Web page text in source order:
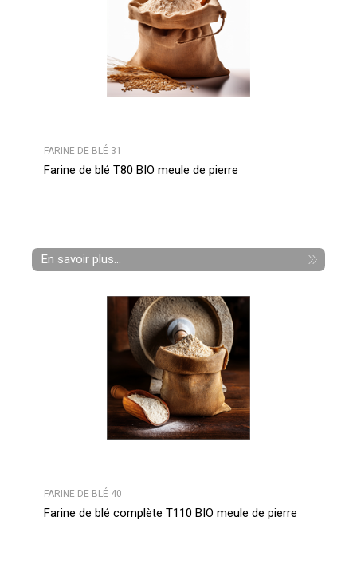
FARINE DE BLÉ 31
Farine de blé T80 BIO meule de pierre
En savoir plus...
FARINE DE BLÉ 40
Farine de blé complète T110 BIO meule de pierre